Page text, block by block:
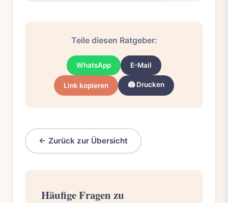
Teile diesen Ratgeber:
WhatsApp E-Mail
Link kopieren 🖨️ Drucken
← Zurück zur Übersicht
Häufige Fragen zu